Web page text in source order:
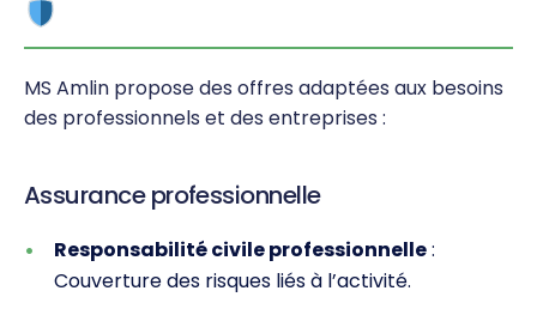
MS Amlin propose des offres adaptées aux besoins
des professionnels et des entreprises :
Assurance professionnelle
Responsabilité civile professionnelle:
Couverture des risques liés à l’activité.